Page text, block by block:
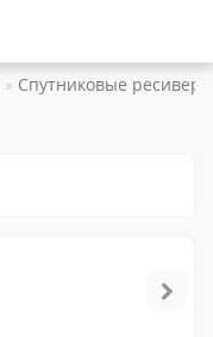
Спутниковые ресиверы